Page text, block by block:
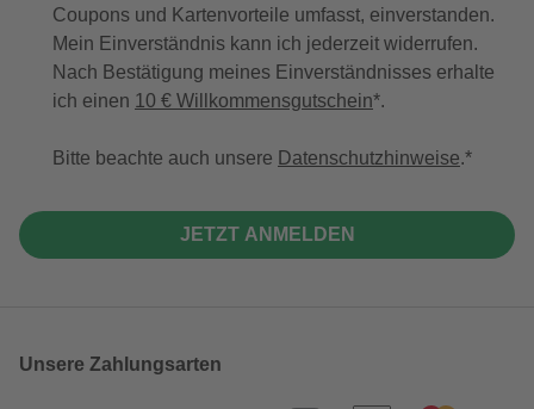
Coupons und Kartenvorteile umfasst, einverstanden.
Mein Einverständnis kann ich jederzeit widerrufen.
Nach Bestätigung meines Einverständnisses erhalte
ich einen 10 € Willkommensgutschein*.
Bitte beachte auch unsere Datenschutzhinweise.
JETZT ANMELDEN
Unsere Zahlungsarten